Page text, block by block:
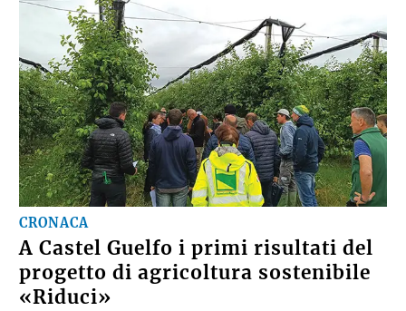
CRONACA
A Castel Guelfo i primi risultati del
progetto di agricoltura sostenibile
«Riduci»